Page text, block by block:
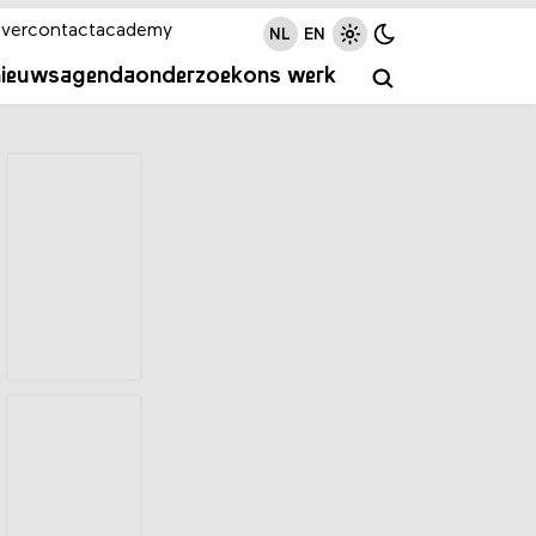
agendaonderzoekons werk
contactacademy NL EN